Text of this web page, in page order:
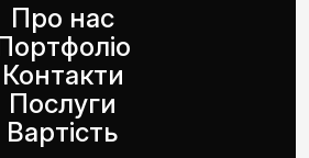
Про нас
Контакти
Послуги
Вартість